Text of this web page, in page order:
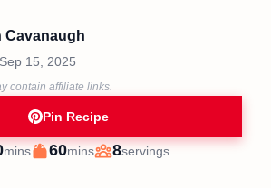
Cavanaugh
Sep 15, 2025
contain affiliate links.
Pin Recipe
minutes
mins
Cook
60minutes
mins
Servings
8servings